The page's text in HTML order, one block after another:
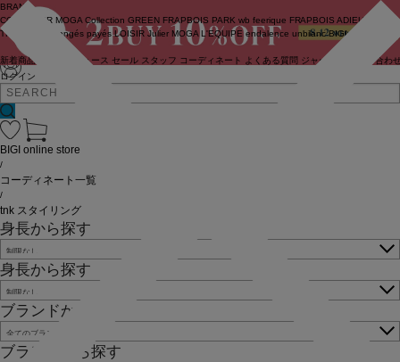
ログイン
BRAND
COUTURIER MOGA Collection GREEN FRAPBOIS PARK wb feerique FRAPBOIS ADIEU
TRISTESSE
congés payés LOISIR Julier MOGA L'EQUIPE endalence unbilanc BIGI online store
新着商品 ニュース セール スタッフ コーディネート よくある質問 ジャーナル お問い合わ
BIGI online store
/
コーディネート一覧
/
tnk スタイリング
身長から探す
身長から探す
ブランドから探す
ブランドから探す